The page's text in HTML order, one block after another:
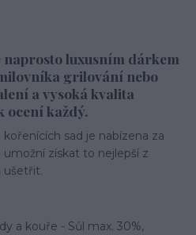
luxusním dárkem
grilování nebo
a vysoká kvalita
ocení každý.
sad je nabízena za
získat to nejlepší z
ušetřit.
a kouře - Sůl max. 30%,